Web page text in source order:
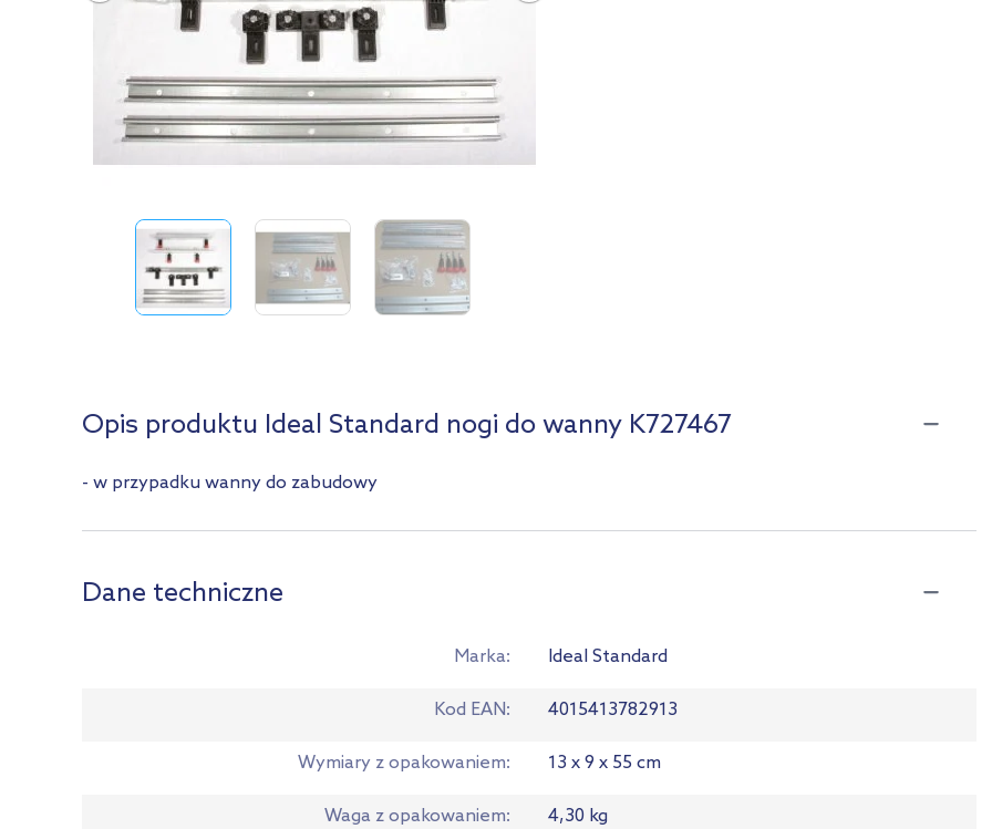
Opis produktu Ideal Standard nogi do wanny K727467
- w przypadku wanny do zabudowy
Dane techniczne
Marka Ideal Standard
Kod EAN 4015413782913
Wymiary z opakowaniem 13 x 9 x 55 cm
Waga z opakowaniem 4,30 kg